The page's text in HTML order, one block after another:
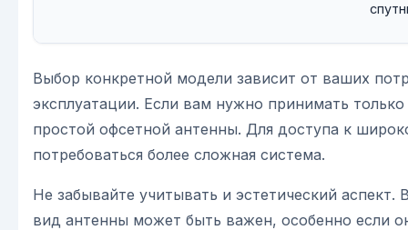
Выбор конкретной модели зависит от ваших
эксплуатации. Если вам нужно принимать
простой офсетной антенны. Для доступа к
потребоваться более сложная система.
Не забывайте учитывать и эстетический
вид антенны может быть важен, особенно если